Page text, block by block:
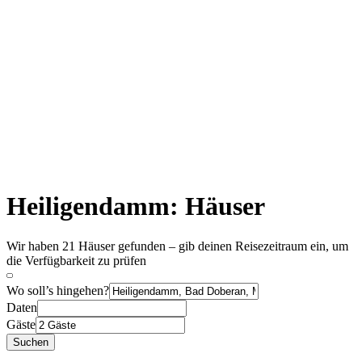
Heiligendamm: Häuser
Wir haben 21 Häuser gefunden – gib deinen Reisezeitraum ein, um
die Verfügbarkeit zu prüfen
Wo soll’s hingehen?
Daten
Gäste
Suchen